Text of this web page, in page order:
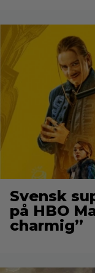
Svensk
på HBO
charmig”